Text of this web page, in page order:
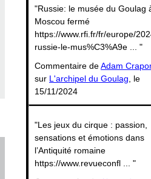
"Russie: le musée du Goulag
Moscou fermé
https://www.rfi.fr/fr/europe/
russie-le-mus%C3%A9e ... "
Commentaire deAdam
sur L'archipel du Goulag , le
15/11/2024
"Les jeux du cirque : passion,
sensations et émotions dans
l’Antiquité romaine
https://www.revueconfl ... "